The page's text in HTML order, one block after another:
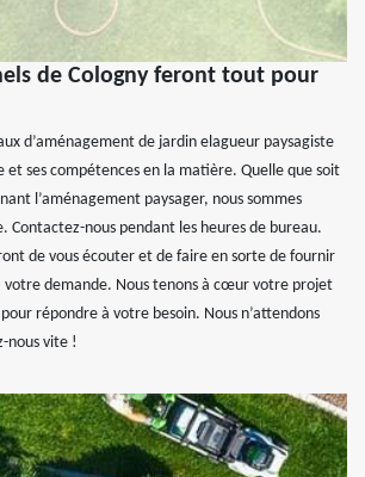
de Cologny feront tout pour
d’aménagement de jardin elagueur paysagiste
et ses compétences en la matière. Quelle que soit
l’aménagement paysager, nous sommes
Contactez-nous pendant les heures de bureau.
de vous écouter et de faire en sorte de fournir
demande. Nous tenons à cœur votre projet
répondre à votre besoin. Nous n’attendons
nous vite !